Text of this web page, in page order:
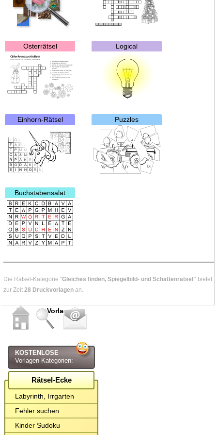
Osterrätsel Logical
Einhorn-Rätsel Puzzles
Buchstabensalat
Die Rätsel-Kategorie "Gleiches finden, Spiegelbild- und Schattenrätsel" bietet
zur Zeit28 Druckvorlagen an.
Vorlagen
KOSTENLOSE
Vorlagen-Kategorien:
Rätsel-Ecke
Labyrinth, Irrgarten
Fehler suchen
Kinder Sudoku